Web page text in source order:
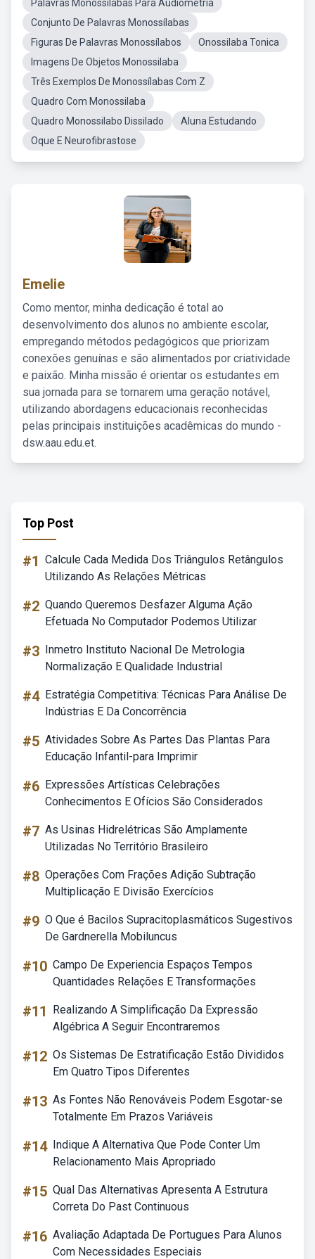
Palavras Monossilabas Para Audiometria
Conjunto De Palavras Monossílabas
Figuras De Palavras Monossílabos
Onossilaba Tonica
Imagens De Objetos Monossilaba
Três Exemplos De Monossílabas Com Z
Quadro Com Monossilaba
Quadro Monossilabo Dissilado
Aluna Estudando
Oque E Neurofibrastose
Emelie
Como mentor, minha dedicação é total ao
desenvolvimento dos alunos no ambiente escolar,
empregando métodos pedagógicos que priorizam
conexões genuínas e são alimentados por criatividade
e paixão. Minha missão é orientar os estudantes em
sua jornada para se tornarem uma geração notável,
utilizando abordagens educacionais reconhecidas
pelas principais instituições acadêmicas do mundo -
dsw.aau.edu.et.
Top Post
#1 Calcule Cada Medida Dos Triângulos Retângulos
Utilizando As Relações Métricas
#2 Quando Queremos Desfazer Alguma Ação
Efetuada No Computador Podemos Utilizar
#3 Inmetro Instituto Nacional De Metrologia
Normalização E Qualidade Industrial
#4 Estratégia Competitiva: Técnicas Para Análise De
Indústrias E Da Concorrência
#5 Atividades Sobre As Partes Das Plantas Para
Educação Infantil-para Imprimir
#6 Expressões Artísticas Celebrações
Conhecimentos E Ofícios São Considerados
#7 As Usinas Hidrelétricas São Amplamente
Utilizadas No Território Brasileiro
#8 Operações Com Frações Adição Subtração
Multiplicação E Divisão Exercícios
#9 O Que é Bacilos Supracitoplasmáticos Sugestivos
De Gardnerella Mobiluncus
#10 Campo De Experiencia Espaços Tempos
Quantidades Relações E Transformações
#11
Realizando A Simplificação Da Expressão
Algébrica A Seguir Encontraremos
#12 Os Sistemas De Estratificação Estão Divididos
Em Quatro Tipos Diferentes
#13 As Fontes Não Renováveis Podem Esgotar-se
Totalmente Em Prazos Variáveis
#14 Indique A Alternativa Que Pode Conter Um
Relacionamento Mais Apropriado
#15 Qual Das Alternativas Apresenta A Estrutura
Correta Do Past Continuous
#16 Avaliação Adaptada De Portugues Para Alunos
Com Necessidades Especiais